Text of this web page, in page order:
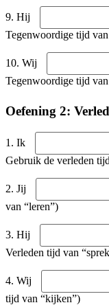
9. Hij
Tegenwoordige tijd
10. Wij
Tegenwoordige tijd
Oefening 2:
1. Ik
Gebruik de verleden
2. Jij
van “leren”)
3. Hij
Verleden tijd van
4. Wij
tijd van “kijken”)